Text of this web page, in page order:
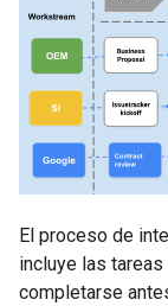
El proceso de
incluye las
completarse